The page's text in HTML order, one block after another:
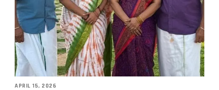
APRIL 15, 2026